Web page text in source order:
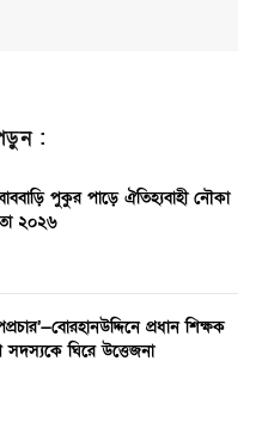
:
পুকুর পাড়ে ঐতিহ্যবাহী নৌকা
২০২৬
প্রধান শিক্ষক
ঘিরে উত্তেজনা